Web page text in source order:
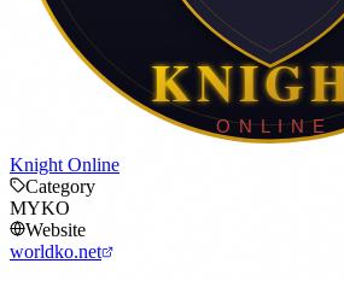
Knight Online
Category
MYKO
Website
worldko.net